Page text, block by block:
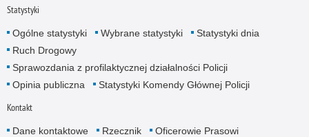
Statystyki
Ogólne statystyki Wybrane statystyki
Statystyki dnia
Ruch Drogowy
Sprawozdania z profilaktycznej działalności Policji
Opinia publiczna
Statystyki Komendy Głównej Policji
Kontakt
Dane kontaktowe Rzecznik
Oficerowie Prasowi